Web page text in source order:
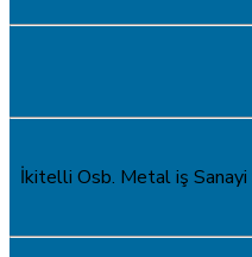
İkitelli Osb. Metal iş